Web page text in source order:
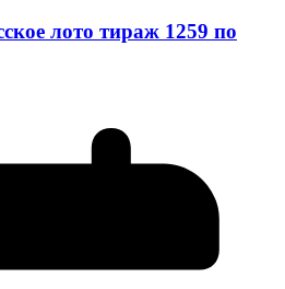
лото тираж 1259 по